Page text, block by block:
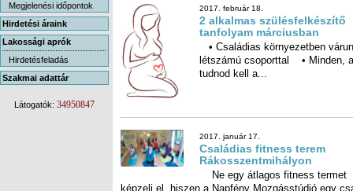
Megjelenési időpontok
Hirdetési áraink
Lakossági aprók
Hirdetésfeladás
Szakmai adattár
Látogatók: 34950847
2017. február 18.
2 alkalmas szülésfelkészítő
tanfolyam márciusban
• Családias környezetben
létszámú csoporttal •
tudnod kell a...
2017. január 17.
Családias fitness terem
Rákosszentmihályon
Ne egy átlagos fitness termet
képzelj el, hiszen a Napfény Mozgásstúdió egy családi